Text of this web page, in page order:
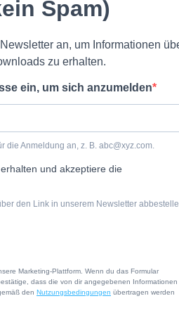
Spam)
an, um Informationen
zu erhalten.
ein, um sich anzumelden
die Anmeldung an, z. B. abc@xyz.com.
und akzeptiere die
den Link in unserem Newsletter
Marketing-Plattform. Wenn du das Formular
dass die von dir angegebenen Informationen
den Nutzungsbedingungen übertragen werden